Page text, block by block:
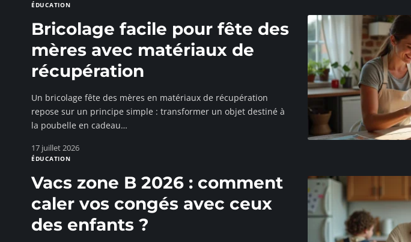
ÉDUCATION
Bricolage facile pour fête des
mères avec matériaux de
récupération
Un bricolage fête des mères en matériaux de récupération
repose sur un principe simple : transformer un objet destiné à
la poubelle en cadeau…
17 juillet 2026
ÉDUCATION
Vacs zone B 2026 : comment
caler vos congés avec ceux
des enfants ?